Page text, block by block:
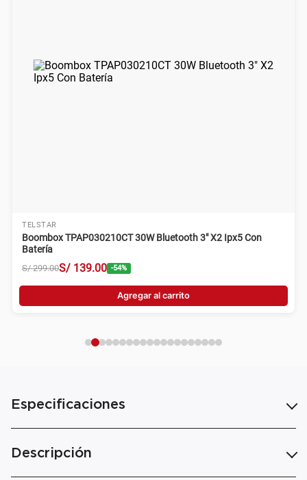
TELSTAR
Boombox TPAP030210CT 30W Bluetooth 3" X2 Ipx5 Con
Batería
S/ 299.00S/ 139.00 -54%
Agregar al carrito
Especificaciones
Descripción